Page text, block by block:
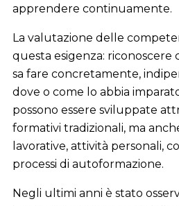
apprendere continuamente.
La valutazione delle
questa esigenza: riconoscere
sa fare concretamente,
dove o come lo abbia
possono essere sviluppate
formativi tradizionali, ma
lavorative, attività personali,
processi di autoformazione.
Negli ultimi anni è stato